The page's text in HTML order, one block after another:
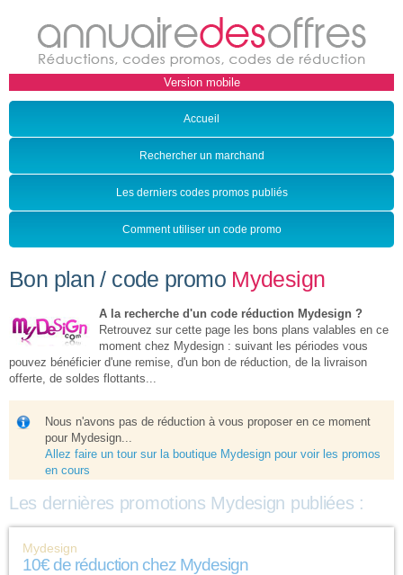
Accueil
Rechercher un marchand
Les derniers codes promos publiés
Comment utiliser un code promo
Bon plan / code promo Mydesign
A la recherche d'un code réduction Mydesign ?
Retrouvez sur cette page les bons plans valables en ce
moment chez Mydesign : suivant les périodes vous
pouvez bénéficier d'une remise, d'un bon de réduction, de la livraison
offerte, de soldes flottants...
Nous n'avons pas de réduction à vous proposer en ce moment
pour Mydesign...
Allez faire un tour sur la boutique Mydesign pour voir les promos
en cours
Les dernières promotions Mydesign publiées :
Mydesign
10€ de réduction chez Mydesign